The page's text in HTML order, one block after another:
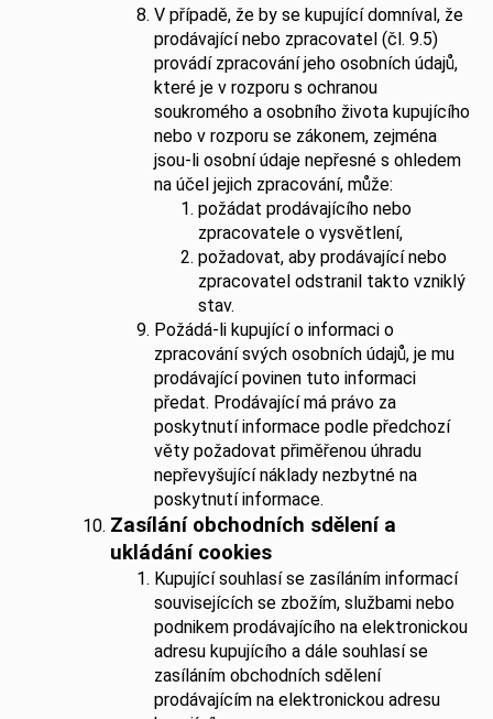
V případě, že by se kupující domníval, že
prodávající nebo zpracovatel (čl. 9.5)
provádí zpracování jeho osobních údajů,
které je v rozporu s ochranou
soukromého a osobního života kupujícího
nebo v rozporu se zákonem, zejména
jsou-li osobní údaje nepřesné s ohledem
na účel jejich zpracování, může:
požádat prodávajícího nebo
zpracovatele o vysvětlení,
požadovat, aby prodávající nebo
zpracovatel odstranil takto vzniklý
stav.
Požádá-li kupující o informaci o
zpracování svých osobních údajů, je mu
prodávající povinen tuto informaci
předat. Prodávající má právo za
poskytnutí informace podle předchozí
věty požadovat přiměřenou úhradu
nepřevyšující náklady nezbytné na
poskytnutí informace.
Zasílání obchodních sdělení a
ukládání cookies
Kupující souhlasí se zasíláním informací
souvisejících se zbožím, službami nebo
podnikem prodávajícího na elektronickou
adresu kupujícího a dále souhlasí se
zasíláním obchodních sdělení
prodávajícím na elektronickou adresu